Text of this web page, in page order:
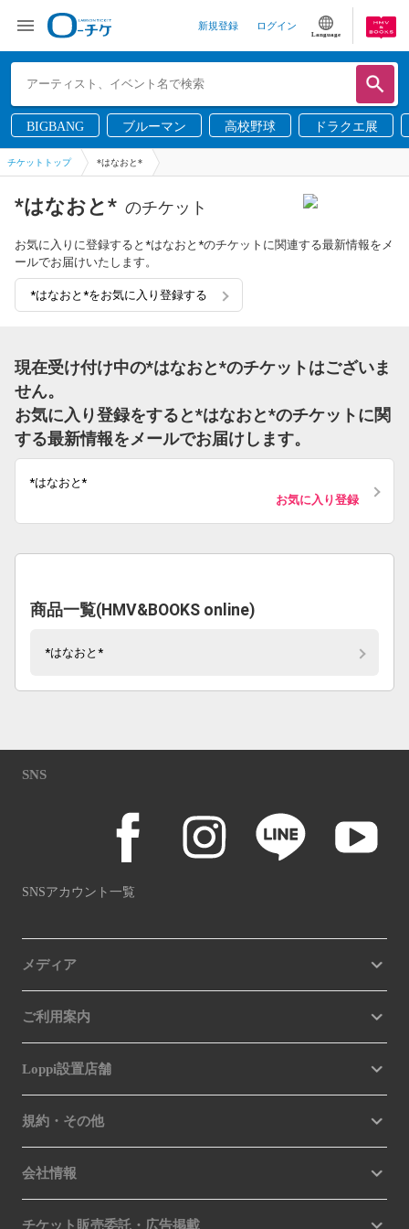
新規登録 ログイン
Language
BIGBANG ブルーマン 高校野球 ドラクエ展
チケットトップ *はなおと*
*はなおと* のチケット
お気に入りに登録すると*はなおと*のチケットに関連する最新情報をメ
ールでお届けいたします。
*はなおと*をお気に入り登録する
現在受け付け中の*はなおと*のチケットはございま
せん。
お気に入り登録をすると*はなおと*のチケットに関
する最新情報をメールでお届けします。
*はなおと*
お気に入り登録
商品一覧(HMV&BOOKS online)
*はなおと*
SNS
SNSアカウント一覧
メディア
ご利用案内
Loppi設置店舗
規約・その他
会社情報
チケット販売委託・広告掲載